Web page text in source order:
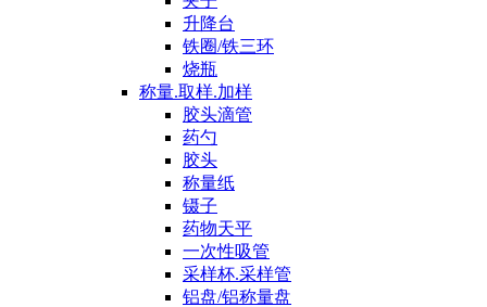
升降台
铁圈/铁三环
烧瓶
称量.取样.加样
胶头滴管
药勺
胶头
称量纸
镊子
药物天平
一次性吸管
采样杯.采样管
铝盘/铝称量盘